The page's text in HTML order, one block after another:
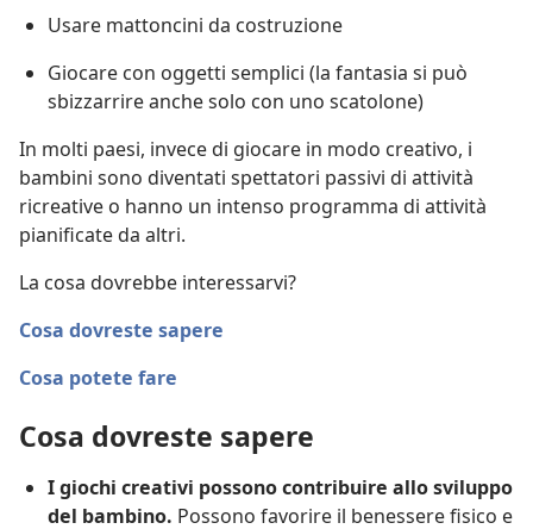
Usare mattoncini da costruzione
Giocare con oggetti semplici (la fantasia si può
sbizzarrire anche solo con uno scatolone)
In molti paesi, invece di giocare in modo creativo, i
bambini sono diventati spettatori passivi di attività
ricreative o hanno un intenso programma di attività
pianificate da altri.
La cosa dovrebbe interessarvi?
Cosa dovreste sapere
Cosa potete fare
Cosa dovreste sapere
I giochi creativi possono contribuire allo sviluppo
del bambino. Possono favorire il benessere fisico e